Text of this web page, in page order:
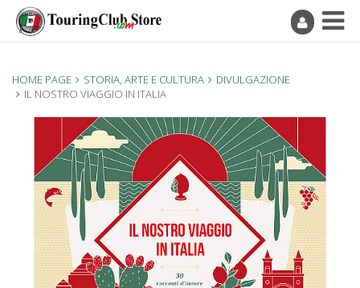
HOME PAGE STORIA, ARTE E CULTURA
DIVULGAZIONE
IL NOSTRO VIAGGIO IN ITALIA